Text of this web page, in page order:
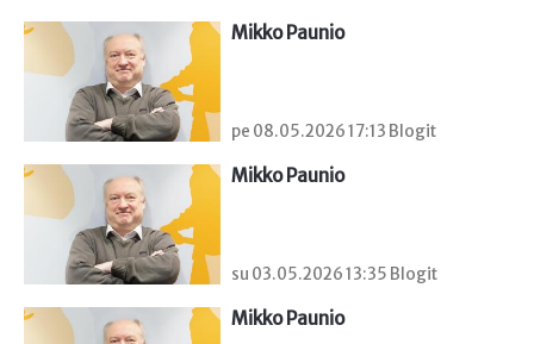
Mikko Paunio
pe 08.05.2026 17:13 Blogit
Mikko Paunio
su 03.05.2026 13:35 Blogit
Mikko Paunio